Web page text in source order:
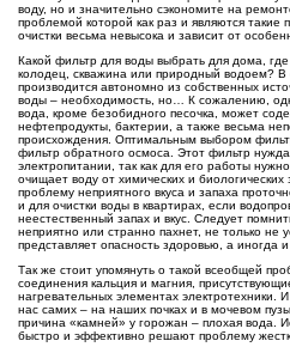
воду, но и значительно сэкономите на
проблемой которой как раз и являются
очистки весьма невысока и зависит от
Какой фильтр для воды выбрать для дома,
колодец, скважина или природный водоем? В
производится автономно из собственных
воды – необходимость, но… К сожалению,
вода, кроме безобидного песочка, может
нефтепродукты, бактерии, а также весьма
происхождения. Оптимальным выбором
фильтр обратного осмоса. Этот фильтр
электропитании, так как для его работы
очищает воду от химических и
проблему неприятного вкуса и запаха
и для очистки воды в квартирах, если
неестественный запах и вкус. Следует
неприятно или странно пахнет, не только не
представляет опасность здоровью, а иногда
Так же стоит упомянуть о такой всеобщей
соединения кальция и магния,
нагревательных элементах электротехники.
нас самих – на наших почках и в мочевом
причина «камней» у горожан – плохая вода.
быстро и эффективно решают проблему